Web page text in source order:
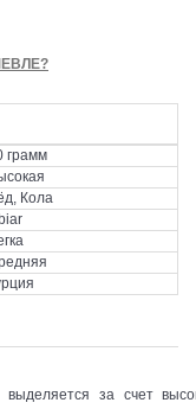
грамм
Кола
за счет